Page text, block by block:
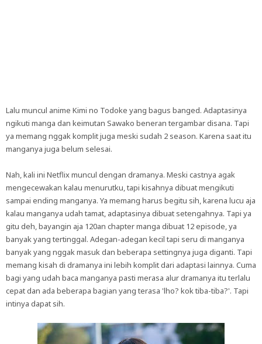
Lalu muncul anime Kimi no Todoke yang bagus banged. Adaptasinya
ngikuti manga dan keimutan Sawako beneran tergambar disana. Tapi
ya memang nggak komplit juga meski sudah 2 season. Karena saat itu
manganya juga belum selesai.
Nah, kali ini Netflix muncul dengan dramanya. Meski castnya agak
mengecewakan kalau menurutku, tapi kisahnya dibuat mengikuti
sampai ending manganya. Ya memang harus begitu sih, karena lucu aja
kalau manganya udah tamat, adaptasinya dibuat setengahnya. Tapi ya
gitu deh, bayangin aja 120an chapter manga dibuat 12 episode, ya
banyak yang tertinggal. Adegan-adegan kecil tapi seru di manganya
banyak yang nggak masuk dan beberapa settingnya juga diganti. Tapi
memang kisah di dramanya ini lebih komplit dari adaptasi lainnya. Cuma
bagi yang udah baca manganya pasti merasa alur dramanya itu terlalu
cepat dan ada beberapa bagian yang terasa 'lho? kok tiba-tiba?'. Tapi
intinya dapat sih.